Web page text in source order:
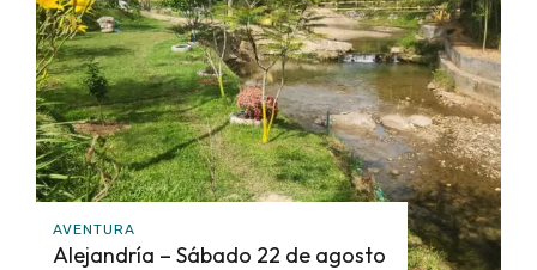
AVENTURA
Alejandría – Sábado 22 de agosto